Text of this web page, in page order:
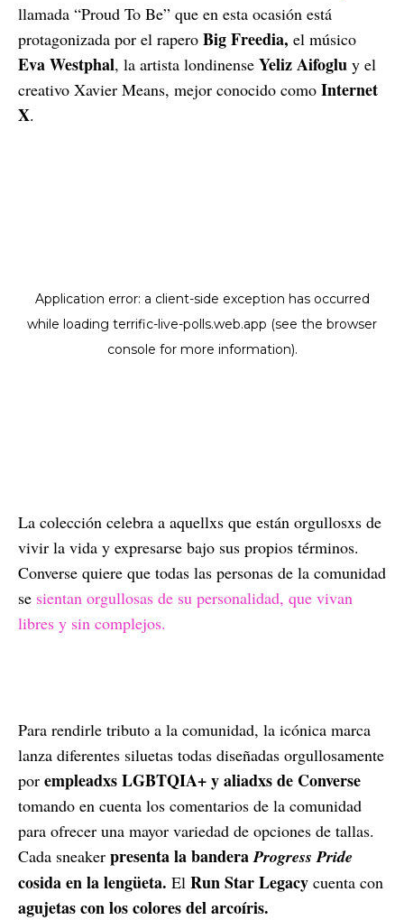
llamada “Proud To Be” que en esta ocasión está
protagonizada por el rapero Big Freedia, el músico
Eva Westphal, la artista londinense Yeliz Aifoglu y el
creativo Xavier Means, mejor conocido como Internet
X.
La colección celebra a aquellxs que están orgullosxs de
vivir la vida y expresarse bajo sus propios términos.
Converse quiere que todas las personas de la comunidad
se sientan orgullosas de su personalidad, que vivan
libres y sin complejos.
Para rendirle tributo a la comunidad, la icónica marca
lanza diferentes siluetas todas diseñadas orgullosamente
por empleadxs LGBTQIA+ y aliadxs de Converse
tomando en cuenta los comentarios de la comunidad
para ofrecer una mayor variedad de opciones de tallas.
Cada sneaker presenta la banderaProgress Pride
cosida en la lengüeta. El Run Star Legacy cuenta con
agujetas con los colores del arcoíris.